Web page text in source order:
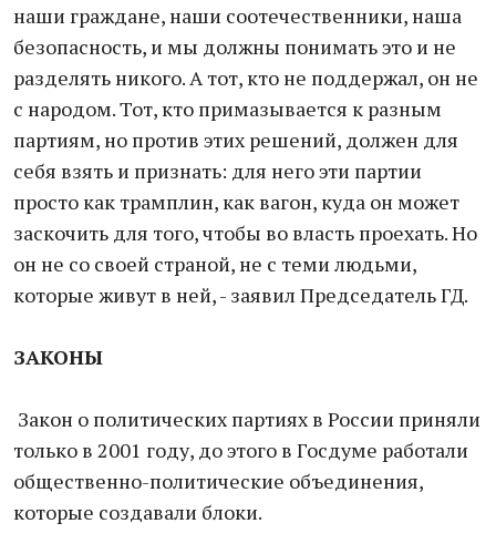
наши граждане, наши соотечественники, наша
безопасность, и мы должны понимать это и не
разделять никого. А тот, кто не поддержал, он не
с народом. Тот, кто примазывается к разным
партиям, но против этих решений, должен для
себя взять и признать: для него эти партии
просто как трамплин, как вагон, куда он может
заскочить для того, чтобы во власть проехать. Но
он не со своей страной, не с теми людьми,
которые живут в ней, - заявил Председатель ГД.
ЗАКОНЫ
Закон о политических партиях в России приняли
только в 2001 году, до этого в Госдуме работали
общественно-политические объединения,
которые создавали блоки.